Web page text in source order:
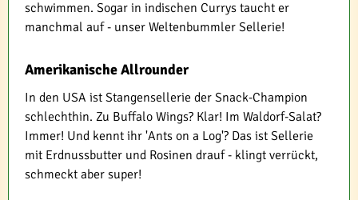
schwimmen. Sogar in indischen Currys taucht er
manchmal auf - unser Weltenbummler Sellerie!
Amerikanische Allrounder
In den USA ist Stangensellerie der Snack-Champion
schlechthin. Zu Buffalo Wings? Klar! Im Waldorf-Salat?
Immer! Und kennt ihr 'Ants on a Log'? Das ist Sellerie
mit Erdnussbutter und Rosinen drauf - klingt verrückt,
schmeckt aber super!